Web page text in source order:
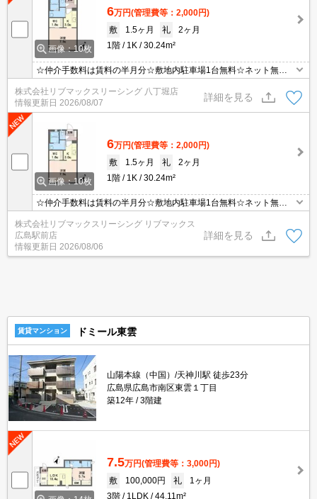
画像：10枚
6万円(管理費等：2,000円)
敷
1.5ヶ月 礼
2ヶ月
1階
1K 30.24m²
☆仲介手数料は賃料の半月分☆敷地内駐車場1台無料☆ネット無料
ローゼットなど人気の室内設備あり☆TV付きインターホンや防犯カ
メラがありセキュリティは安心☆彡
株式会社リブマックスリーシング 八丁堀店
情報更新日 2026/08/07
詳細を見る
画像：10枚
6万円(管理費等：2,000円)
敷
1.5ヶ月 礼
2ヶ月
1階
1K 30.24m²
☆仲介手数料は賃料の半月分☆敷地内駐車場1台無料☆ネット無料
ローゼットなど人気の室内設備あり☆TV付きインターホンや防犯カ
メラがありセキュリティは安心☆彡
株式会社リブマックスリーシング リブマックス
広島駅前店
情報更新日 2026/08/06
詳細を見る
賃貸マンション ドミール東雲
山陽本線（中国）/天神川駅 徒歩23分
広島県広島市南区東雲１丁目
築12年
3階建
7.5万円(管理費等：3,000円)
敷
100,000円 礼
1ヶ月
3階
1LDK 44.11m²